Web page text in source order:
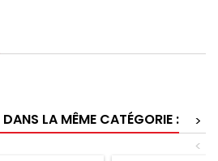
LA MÊME CATÉGORIE :
>
<